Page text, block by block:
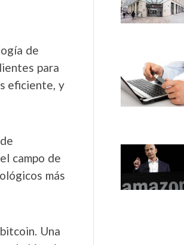
de
para
eficiente, y
campo de
más
Una